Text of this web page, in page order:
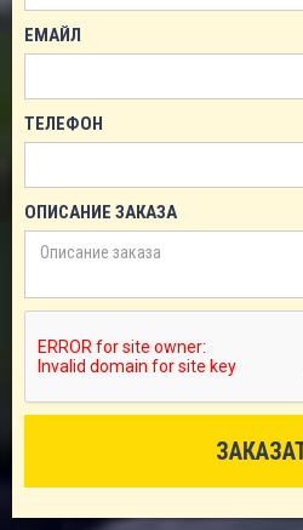
ЕМАЙЛ
ТЕЛЕФОН
ОПИСАНИЕ ЗАКАЗА